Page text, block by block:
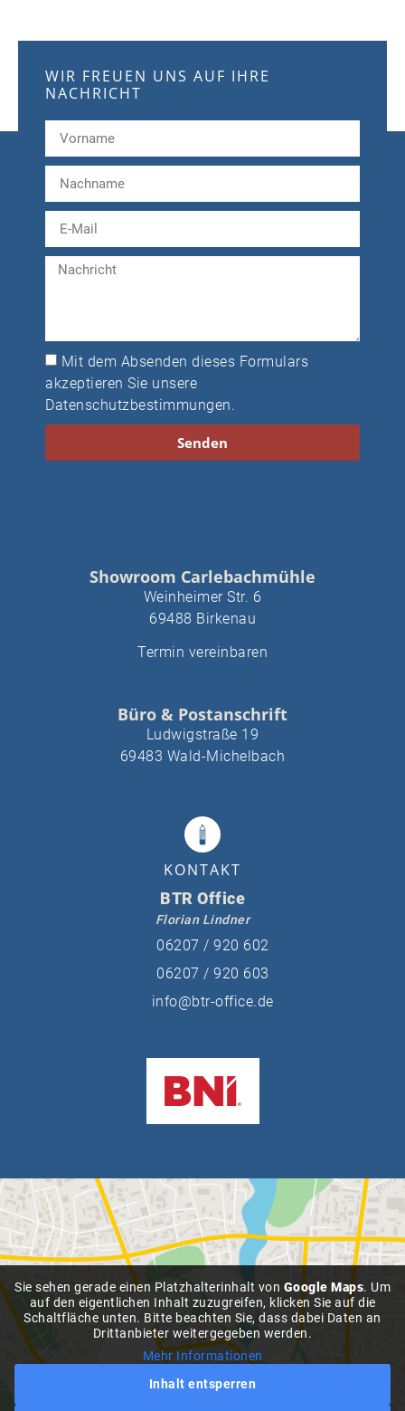
KONTAKT
BTR Office
Florian Lindner
06207 / 920 602
06207 / 920 603
info@btr-office.de
Showroom Carlebachmühle
Weinheimer Str. 6
69488 Birkenau
Termin vereinbaren
Büro & Postanschrift
Ludwigstraße 19
69483 Wald-Michelbach
WIR FREUEN UNS AUF IHRE
NACHRICHT
Mit dem Absenden dieses Formulars
akzeptieren Sie unsere
Datenschutzbestimmungen.
Senden
Sie sehen gerade einen Platzhalterinhalt von Google Maps. Um
auf den eigentlichen Inhalt zuzugreifen, klicken Sie auf die
Schaltfläche unten. Bitte beachten Sie, dass dabei Daten an
Drittanbieter weitergegeben werden.
Mehr Informationen
Inhalt entsperren